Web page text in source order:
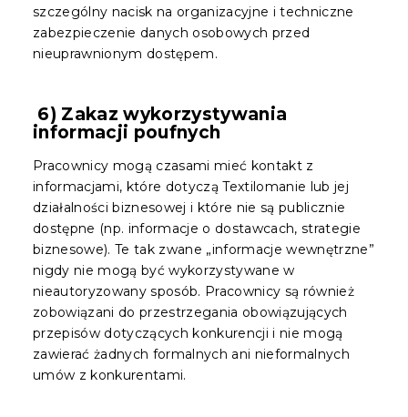
szczególny nacisk na organizacyjne i techniczne
zabezpieczenie danych osobowych przed
nieuprawnionym dostępem.
6) Zakaz wykorzystywania
informacji poufnych
Pracownicy mogą czasami mieć kontakt z
informacjami, które dotyczą Textilomanie lub jej
działalności biznesowej i które nie są publicznie
dostępne (np. informacje o dostawcach, strategie
biznesowe). Te tak zwane „informacje wewnętrzne”
nigdy nie mogą być wykorzystywane w
nieautoryzowany sposób. Pracownicy są również
zobowiązani do przestrzegania obowiązujących
przepisów dotyczących konkurencji i nie mogą
zawierać żadnych formalnych ani nieformalnych
umów z konkurentami.